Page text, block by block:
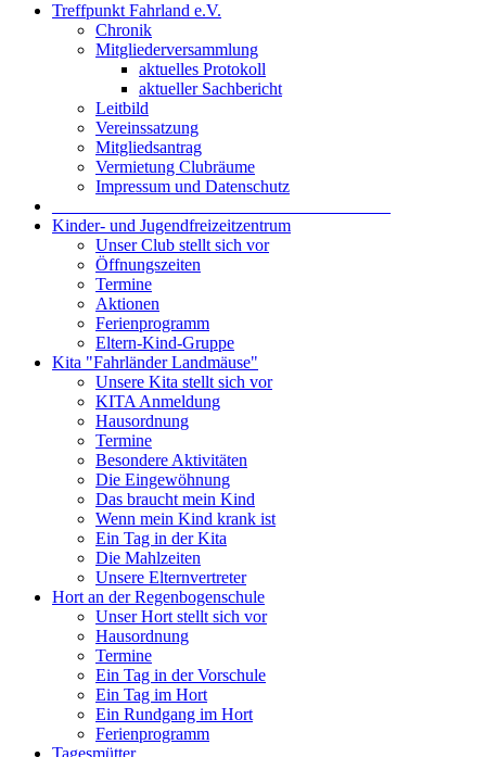
Treffpunkt Fahrland e.V.
Chronik
Mitgliederversammlung
aktuelles Protokoll
aktueller Sachbericht
Leitbild
Vereinssatzung
Mitgliedsantrag
Vermietung Clubräume
Impressum und Datenschutz
Kinder- und Jugendfreizeitzentrum
Unser Club stellt sich vor
Öffnungszeiten
Termine
Aktionen
Ferienprogramm
Eltern-Kind-Gruppe
Kita "Fahrländer Landmäuse"
Unsere Kita stellt sich vor
KITA Anmeldung
Hausordnung
Termine
Besondere Aktivitäten
Die Eingewöhnung
Das braucht mein Kind
Wenn mein Kind krank ist
Ein Tag in der Kita
Die Mahlzeiten
Unsere Elternvertreter
Hort an der Regenbogenschule
Unser Hort stellt sich vor
Hausordnung
Termine
Ein Tag in der Vorschule
Ein Tag im Hort
Ein Rundgang im Hort
Ferienprogramm
Tagesmütter